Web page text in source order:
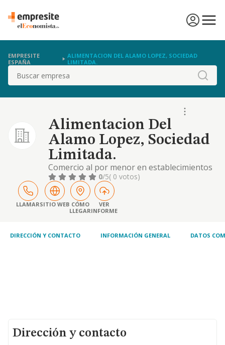
EMPRESITE
ESPAÑA
ALIMENTACION DEL ALAMO LOPEZ, SOCIEDAD
LIMITADA.
Buscar
Alimentacion Del
Alamo Lopez, Sociedad
Limitada.
Comercio al por menor en establecimientos
no especializados, con predominio en
productos alimenticios, bebidas y tabaco
0/5( 0 votos)
LLAMARSITIO WEB CÓMO
LLEGAR
VER
INFORME
DIRECCIÓN Y CONTACTO INFORMACIÓN GENERAL DATOS
Dirección y contacto